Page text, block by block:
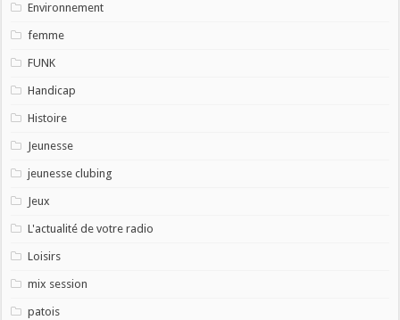
Environnement
femme
FUNK
Handicap
Histoire
Jeunesse
jeunesse clubing
Jeux
L'actualité de votre radio
Loisirs
mix session
patois